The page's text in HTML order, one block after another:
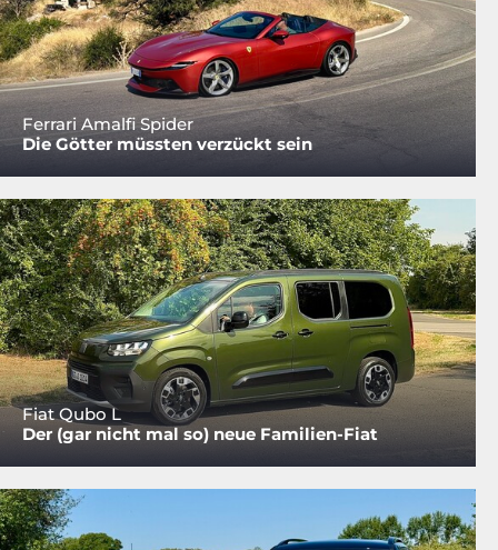
Ferrari Amalfi Spider
Die Götter müssten verzückt sein
Fiat Qubo L
Der (gar nicht mal so) neue Familien-Fiat